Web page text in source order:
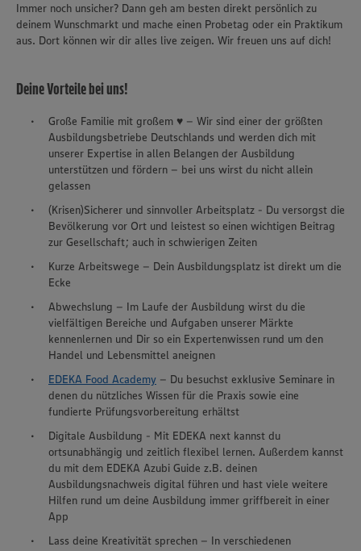
Immer noch unsicher? Dann geh am besten direkt persönlich zu
deinem Wunschmarkt und mache einen Probetag oder ein Praktikum
aus. Dort können wir dir alles live zeigen. Wir freuen uns auf dich!
Deine Vorteile bei uns!
Große Familie mit großem ♥ – Wir sind einer der größten
Ausbildungsbetriebe Deutschlands und werden dich mit
unserer Expertise in allen Belangen der Ausbildung
unterstützen und fördern – bei uns wirst du nicht allein
gelassen
(Krisen)Sicherer und sinnvoller Arbeitsplatz - Du versorgst die
Bevölkerung vor Ort und leistest so einen wichtigen Beitrag
zur Gesellschaft; auch in schwierigen Zeiten
Kurze Arbeitswege – Dein Ausbildungsplatz ist direkt um die
Ecke
Abwechslung – Im Laufe der Ausbildung wirst du die
vielfältigen Bereiche und Aufgaben unserer Märkte
kennenlernen und Dir so ein Expertenwissen rund um den
Handel und Lebensmittel aneignen
EDEKA Food Academy – Du besuchst exklusive Seminare in
denen du nützliches Wissen für die Praxis sowie eine
fundierte Prüfungsvorbereitung erhältst
Digitale Ausbildung - Mit EDEKA next kannst du
ortsunabhängig und zeitlich flexibel lernen. Außerdem kannst
du mit dem EDEKA Azubi Guide z.B. deinen
Ausbildungsnachweis digital führen und hast viele weitere
Hilfen rund um deine Ausbildung immer griffbereit in einer
App
Lass deine Kreativität sprechen – In verschiedenen